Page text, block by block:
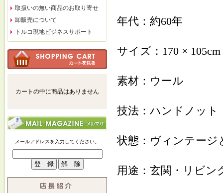
取扱いの無い商品のお取り寄せ
卸販売について
トルコ現地ビジネスサポート
カートの中に商品はありません
メールアドレスを入力してください。
年代：約60年
サイズ：170 × 105cm
素材：ウール
技法：ハンドノット
状態：ヴィンテージ
用途：玄関・リビン